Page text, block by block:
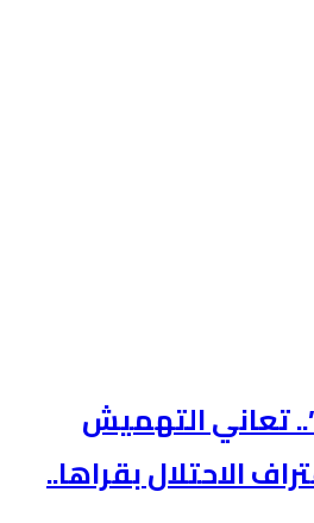
تعاني التهميش
الاحتلال بقراها..